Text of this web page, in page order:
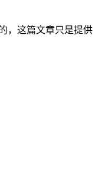
，这篇文章只是提供